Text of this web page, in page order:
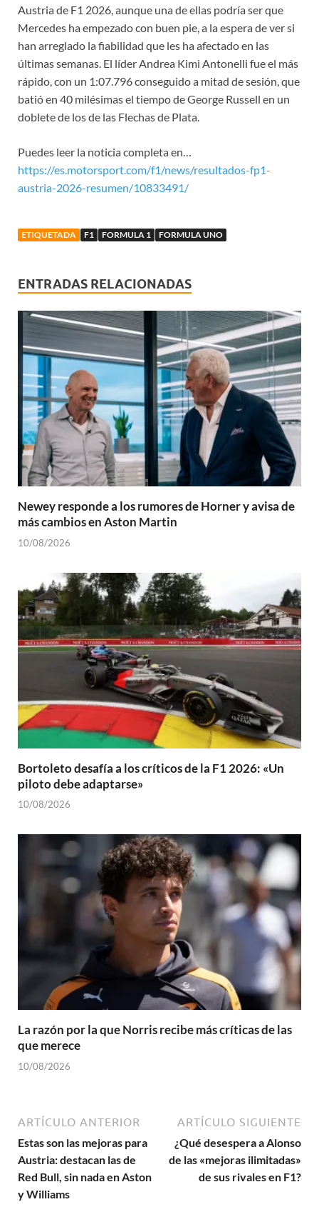
Austria de F1 2026, aunque una de ellas podría ser que
Mercedes ha empezado con buen pie, a la espera de ver si
han arreglado la fiabilidad que les ha afectado en las
últimas semanas. El líder Andrea Kimi Antonelli fue el más
rápido, con un 1:07.796 conseguido a mitad de sesión, que
batió en 40 milésimas el tiempo de George Russell en un
doblete de los de las Flechas de Plata.
Puedes leer la noticia completa en…
https://es.motorsport.com/f1/news/resultados-fp1-
austria-2026-resumen/10833491/
ETIQUETADA F1 FORMULA 1 FORMULA UNO
ENTRADAS RELACIONADAS
Newey responde a los rumores de Horner y avisa de
más cambios en Aston Martin
10/08/2026
Bortoleto desafía a los críticos de la F1 2026: «Un
piloto debe adaptarse»
10/08/2026
La razón por la que Norris recibe más críticas de las
que merece
10/08/2026
ARTÍCULO ANTERIOR
Estas son las mejoras para
Austria: destacan las de
Red Bull, sin nada en Aston
y Williams
ARTÍCULO SIGUIENTE
¿Qué desespera a Alonso
de las «mejoras ilimitadas»
de sus rivales en F1?